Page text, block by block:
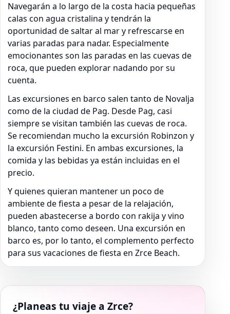
Navegarán a lo largo de la costa hacia pequeñas
calas con agua cristalina y tendrán la
oportunidad de saltar al mar y refrescarse en
varias paradas para nadar. Especialmente
emocionantes son las paradas en las cuevas de
roca, que pueden explorar nadando por su
cuenta.
Las excursiones en barco salen tanto de Novalja
como de la ciudad de Pag. Desde Pag, casi
siempre se visitan también las cuevas de roca.
Se recomiendan mucho la excursión Robinzon y
la excursión Festini. En ambas excursiones, la
comida y las bebidas ya están incluidas en el
precio.
Y quienes quieran mantener un poco de
ambiente de fiesta a pesar de la relajación,
pueden abastecerse a bordo con rakija y vino
blanco, tanto como deseen. Una excursión en
barco es, por lo tanto, el complemento perfecto
para sus vacaciones de fiesta en Zrce Beach.
¿Planeas tu viaje a Zrce?